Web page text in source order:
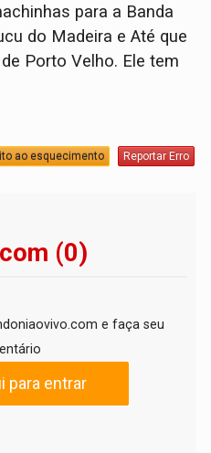
para a Banda
do Madeira e Até que
Porto Velho. Ele tem
ao esquecimento Reportar Erro
(0)
e faça seu
para entrar